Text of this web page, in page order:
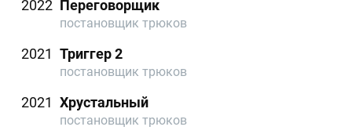
2022 Переговорщик
постановщик трюков
2021 Триггер 2
постановщик трюков
2021 Хрустальный
постановщик трюков